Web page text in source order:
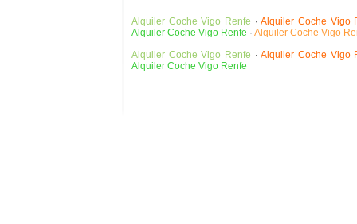
Alquiler Coche Vigo Renfe ·Alquiler Coche Vigo
Alquiler Coche Vigo Renfe · Alquiler Coche Vigo
Alquiler Coche Vigo Renfe ·Alquiler Coche Vigo
Alquiler Coche Vigo Renfe